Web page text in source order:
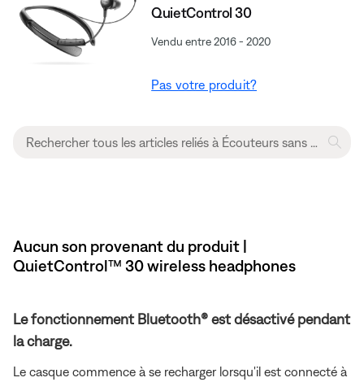
QuietControl 30
Vendu entre 2016 - 2020
Pas votre produit?
Aucun son provenant du produit |
QuietControl™ 30 wireless headphones
Le fonctionnement Bluetooth® est désactivé pendant
la charge.
Le casque commence à se recharger lorsqu'il est connecté à